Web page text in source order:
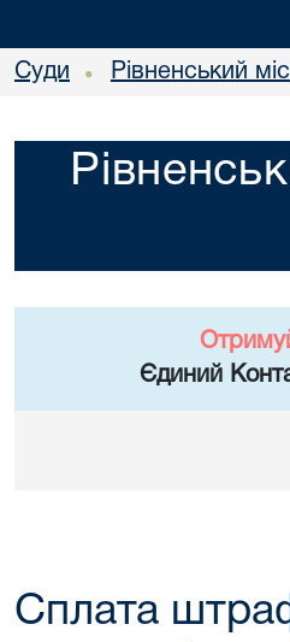
Суди • Рівненський
Єдиний
Сплата